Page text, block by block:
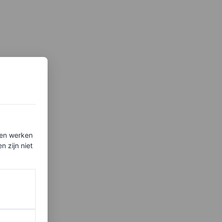
werken
zijn niet